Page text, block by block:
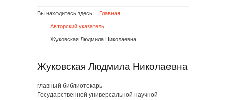
Вы находитесь здесь: Главная
Авторский указатель
Жуковская Людмила Николаевна
Жуковская Людмила Николаевна
главный библиотекарь
Государственной универсальной научной